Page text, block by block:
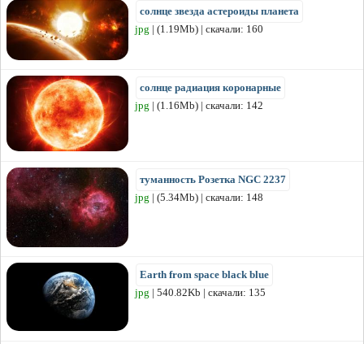
солнце звезда астероиды планета
jpg | (1.19Mb) | скачали: 160
солнце радиация коронарные
jpg | (1.16Mb) | скачали: 142
туманность Розетка NGC 2237
jpg | (5.34Mb) | скачали: 148
Earth from space black blue
jpg | 540.82Kb | скачали: 135